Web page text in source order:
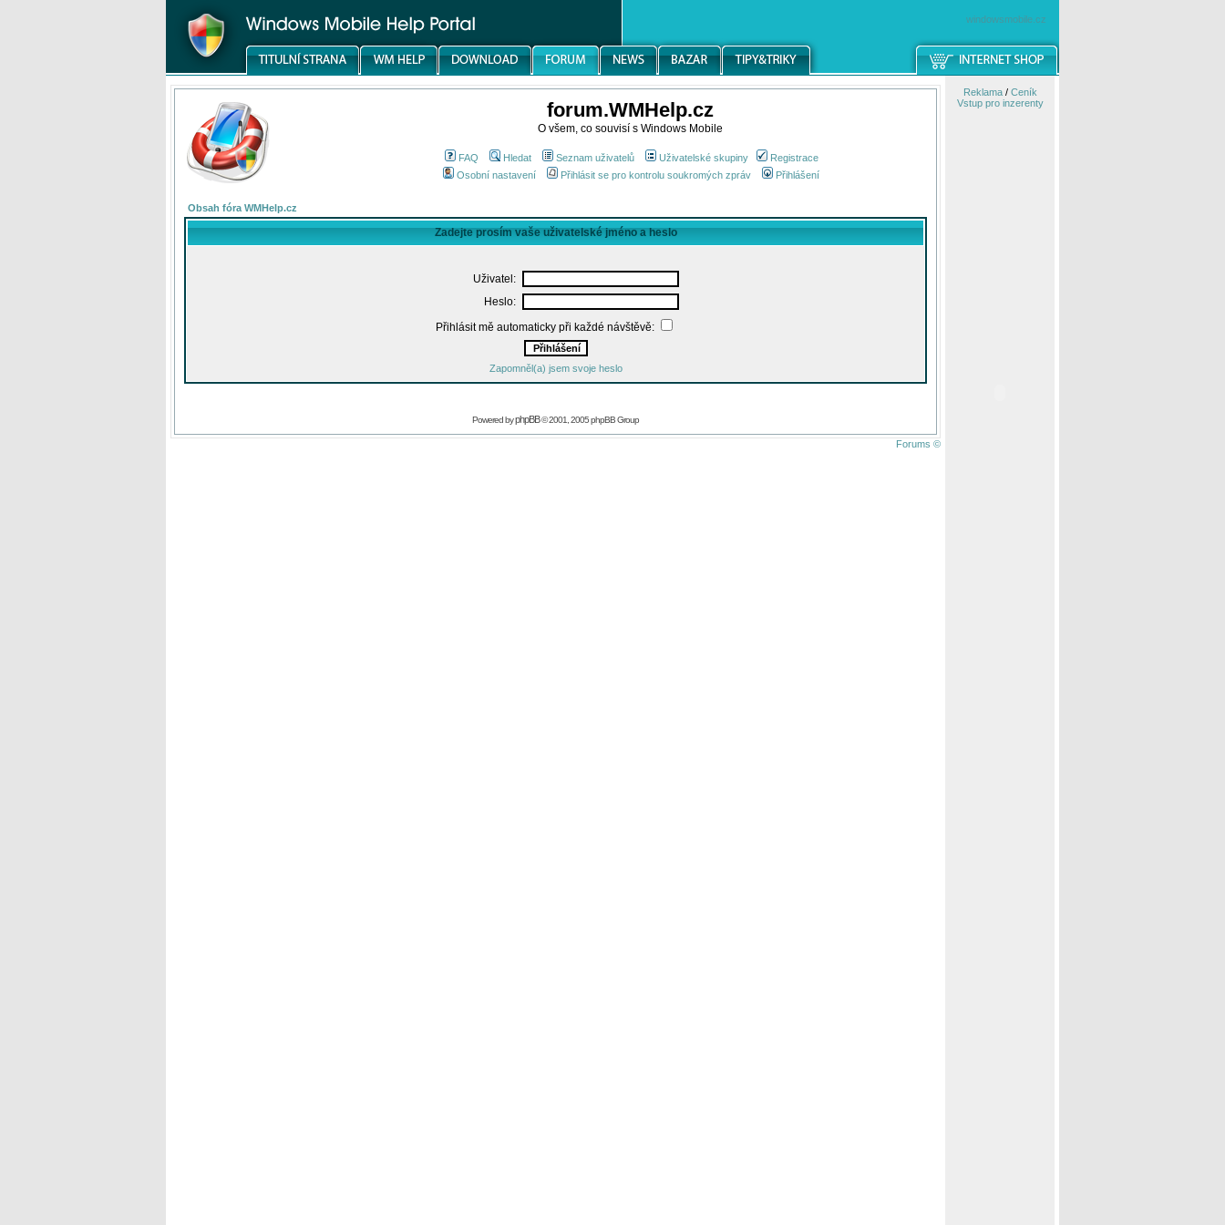
windowsmobile.cz
forum.WMHelp.cz
O všem, co souvisí s Windows Mobile
FAQ Hledat Seznam uživatelů Uživatelské skupiny
Registrace
Osobní nastavení
Přihlásit se pro kontrolu soukromých zpráv Přihlášení
Obsah fóra WMHelp.cz
Zadejte prosím vaše uživatelské jméno a heslo
Uživatel:
Heslo:
Přihlásit mě automaticky při každé návštěvě:
Zapomněl(a) jsem svoje heslo
Powered byphpBB© 2001, 2005 phpBB Group
Forums ©
Reklama/ Ceník
Vstup pro inzerenty